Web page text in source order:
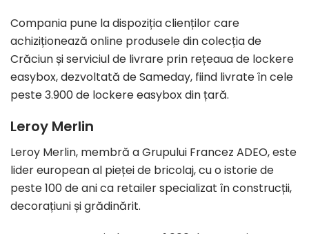
Compania pune la dispoziția clienților care
achiziționează online produsele din colecția de
Crăciun și serviciul de livrare prin rețeaua de lockere
easybox, dezvoltată de Sameday, fiind livrate în cele
peste 3.900 de lockere easybox din țară.
Leroy Merlin
Leroy Merlin, membră a Grupului Francez ADEO, este
lider european al pieței de bricolaj, cu o istorie de
peste 100 de ani ca retailer specializat în construcții,
decorațiuni și grădinărit.